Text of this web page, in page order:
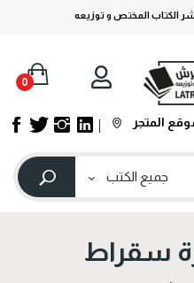
الكتاب المختص و توزيعه
0
المتجر
سقراط